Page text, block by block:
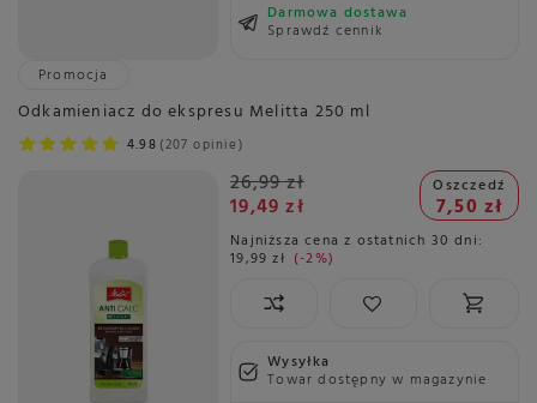
Darmowa dostawa
Sprawdź cennik
Promocja
Odkamieniacz do ekspresu Melitta 250 ml
4.98 207 opinie
26,99 zł
19,49 zł
Oszczedź
7,50 zł
Najniższa cena z ostatnich 30 dni:
19,99 zł -2%
Wysyłka
Towar dostępny w magazynie